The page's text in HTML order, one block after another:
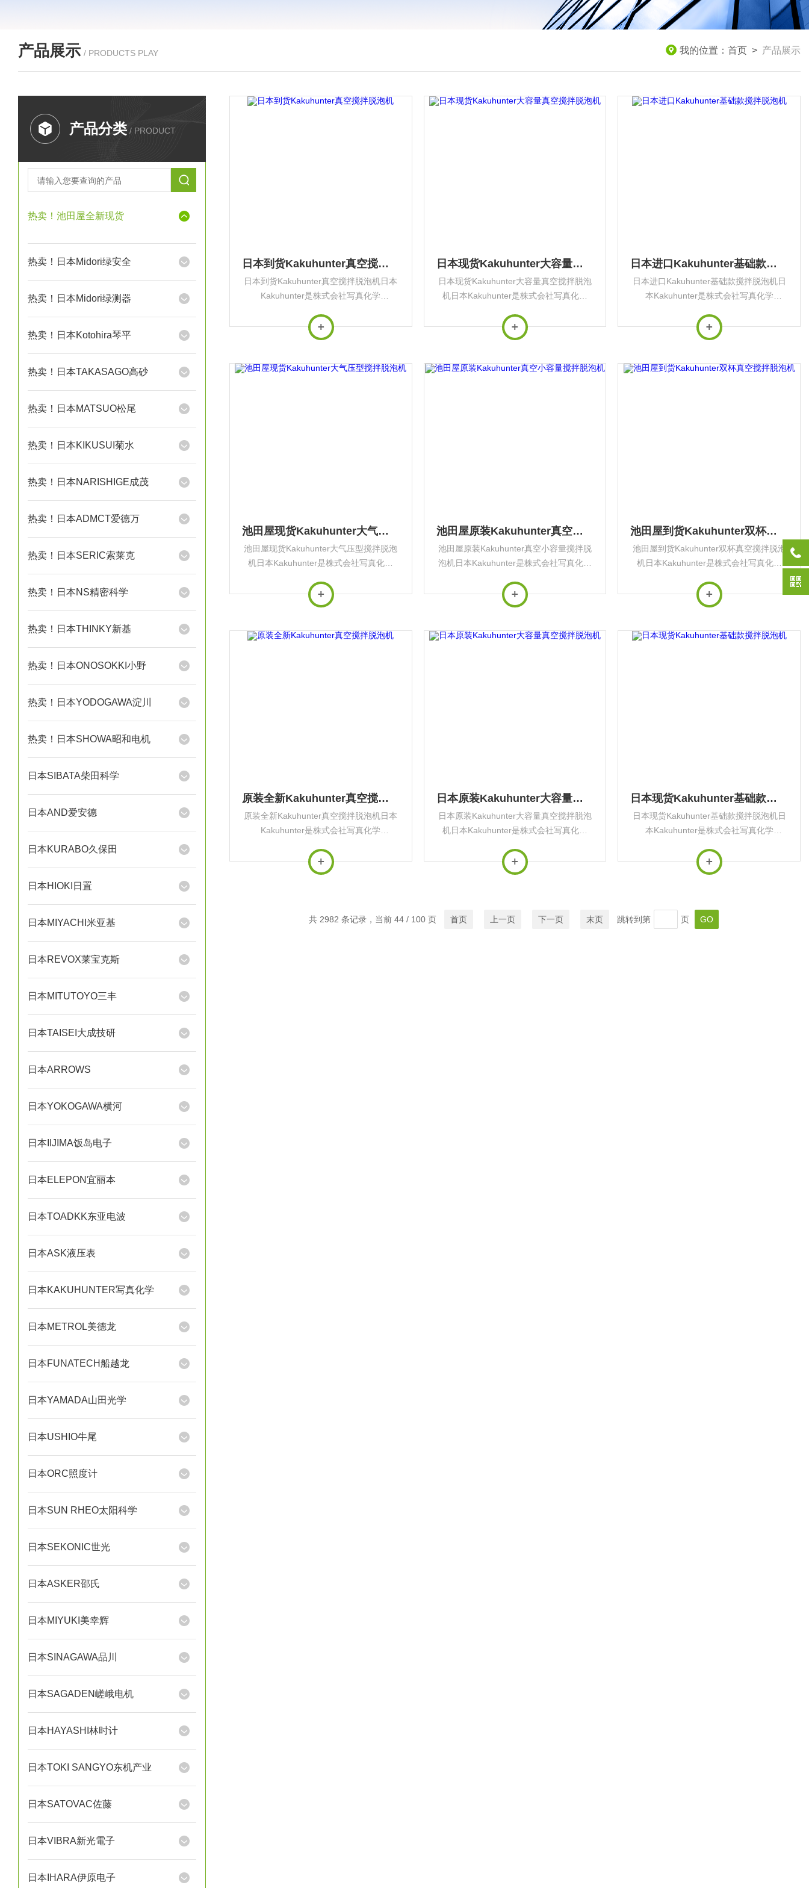
产品展示 / PRODUCTS PLAY 我的位置： 首页 > 产品展示
产品分类 / PRODUCT
热卖！池田屋全新现货
热卖！日本Midori绿安全
热卖！日本Midori绿测器
热卖！日本Kotohira琴平
热卖！日本TAKASAGO高砂
热卖！日本MATSUO松尾
热卖！日本KIKUSUI菊水
热卖！日本NARISHIGE成茂
热卖！日本ADMCT爱德万
热卖！日本SERIC索莱克
热卖！日本NS精密科学
热卖！日本THINKY新基
热卖！日本ONOSOKKI小野
热卖！日本YODOGAWA淀川
热卖！日本SHOWA昭和电机
日本SIBATA柴田科学
日本AND爱安德
日本KURABO久保田
日本HIOKI日置
日本MIYACHI米亚基
日本REVOX莱宝克斯
日本MITUTOYO三丰
日本TAISEI大成技研
日本ARROWS
日本YOKOGAWA横河
日本IIJIMA饭岛电子
日本ELEPON宜丽本
日本TOADKK东亚电波
日本ASK液压表
日本KAKUHUNTER写真化学
日本METROL美德龙
日本FUNATECH船越龙
日本YAMADA山田光学
日本USHIO牛尾
日本ORC照度计
日本SUN RHEO太阳科学
日本SEKONIC世光
日本ASKER邵氏
日本MIYUKI美幸辉
日本SINAGAWA品川
日本SAGADEN嵯峨电机
日本HAYASHI林时计
日本TOKI SANGYO东机产业
日本SATOVAC佐藤
日本VIBRA新光電子
日本IHARA伊原电子
日本到货Kakuhunter真空搅拌脱泡机
日本到货Kakuhunter真空搅拌脱泡机日本
Kakuhunter是株式会社写真化学
品牌，专注于研发和生产高性能搅拌脱泡
机等精密仪器。其核心技术为的‌...
日本现货Kakuhunter大容量真空搅拌脱泡机
日本现货Kakuhunter大容量真空搅拌脱泡
机日本Kakuhunter是株式会社写真化学
品牌，专注于研发和生产高性能搅拌脱泡
机等精密仪器。其核心技术...
日本进口Kakuhunter基础款搅拌脱泡机
日本进口Kakuhunter基础款搅拌脱泡机日
本Kakuhunter是株式会社写真化学
品牌，专注于研发和生产高性能搅拌脱泡
机等精密仪器。其核心技术为的...
池田屋现货Kakuhunter大气压型搅拌脱泡机
池田屋现货Kakuhunter大气压型搅拌脱泡
机日本Kakuhunter是株式会社写真化学
品牌，专注于研发和生产高性能搅拌脱泡
机等精密仪器。其核心技术...
池田屋原装Kakuhunter真空小容量搅拌脱泡机
池田屋原装Kakuhunter真空小容量搅拌脱
泡机日本Kakuhunter是株式会社写真化学
品牌，专注于研发和生产高性能搅拌脱泡
机等精密仪器。其核心技...
池田屋到货Kakuhunter双杯真空搅拌脱泡机
池田屋到货Kakuhunter双杯真空搅拌脱泡
机日本Kakuhunter是株式会社写真化学
品牌，专注于研发和生产高性能搅拌脱泡
机等精密仪器。其核心技术...
原装全新Kakuhunter真空搅拌脱泡机
原装全新Kakuhunter真空搅拌脱泡机日本
Kakuhunter是株式会社写真化学
品牌，专注于研发和生产高性能搅拌脱泡
机等精密仪器。其核心技术为的‌...
日本原装Kakuhunter大容量真空搅拌脱泡机
日本原装Kakuhunter大容量真空搅拌脱泡
机日本Kakuhunter是株式会社写真化学
品牌，专注于研发和生产高性能搅拌脱泡
机等精密仪器。其核心技术...
日本现货Kakuhunter基础款搅拌脱泡机
日本现货Kakuhunter基础款搅拌脱泡机日
本Kakuhunter是株式会社写真化学
品牌，专注于研发和生产高性能搅拌脱泡
机等精密仪器。其核心技术为的...
共 2982 条记录，当前 44 / 100 页 首页 上一页 下一页 末页 跳转到第 页